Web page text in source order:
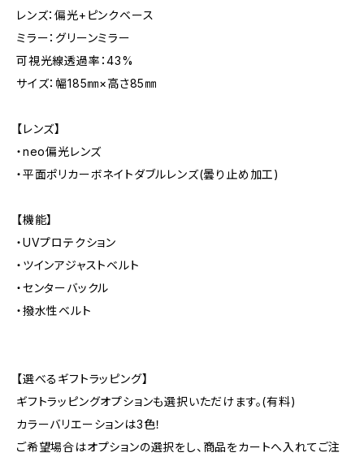
レンズ：偏光+ピンクベース
ミラー：グリーンミラー
可視光線透過率：43%
サイズ：幅185㎜×高さ85㎜
【レンズ】
・neo偏光レンズ
・平面ポリカーボネイトダブルレンズ(曇り止め加工)
【機能】
・UVプロテクション
・ツインアジャストベルト
・センターバックル
・撥水性ベルト
【選べるギフトラッピング】
ギフトラッピングオプションも選択いただけます。(有料)
カラーバリエーションは3色！
ご希望場合はオプションの選択をし、商品をカートへ入れてご注